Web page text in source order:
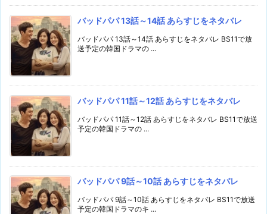
バッドパパ 13話～14話 あらすじをネタバレ
バッドパパ 13話～14話 あらすじをネタバレ BS11で放
送予定の韓国ドラマの ...
バッドパパ 11話～12話 あらすじをネタバレ
バッドパパ 11話～12話 あらすじをネタバレ BS11で放送
予定の韓国ドラマの ...
バッドパパ 9話～10話 あらすじをネタバレ
バッドパパ 9話～10話 あらすじをネタバレ BS11で放送
予定の韓国ドラマのキ ...